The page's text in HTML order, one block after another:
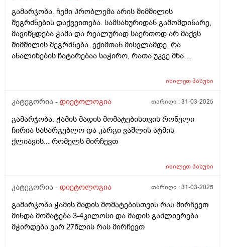
დამიწერს კვებას და ა.შ დავუსვამ კითხვებს და
შემამეცნებს კიდეც. აქედან გამომდინა, ვინ არის ჩემი
ექიმი? ვერ გავერკვიე. დიეტოლოგი, ნუტრიციოლოგი
თუ ენდოკრინოლოგი? ვისთან ჩავეწერო და ვის
მირჩევდით? მადლობა.
გამარჯობა. ჩემი პრობლემა არის შიმშილის
შეგრძნების დაქვეითება. სამსახურიდან გამომდინარე,
მავიწყდება ჭამა და რეალურად საერთოდ არ მაქვს
შიმშილის შეგრძნება. ექიმთან მისვლამდე, რა
ანალიზების ჩატარებაა საჭირო, რათა უკვე მზა
იხილეთპასუხი
კატეგორია - დიეტოლოგია თარიღი :31-03-2025
გამარჯობა. ჭამის მადის მომატებისთვის რონელი
ჩირია სასარგებლო და კარგი ვაშლის ატმის
ქლიავის... რომელს მირჩევთ
იხილეთპასუხი
კატეგორია - დიეტოლოგია თარიღი :31-03-2025
გამარჯობა.ჭამის მადის მომატებისთვის რას მირჩევთ
მინდა მომატება 3-4კილოსი და მადის გაძლიერება
მჭირდება ვარ 27წლის რას მირჩევთ